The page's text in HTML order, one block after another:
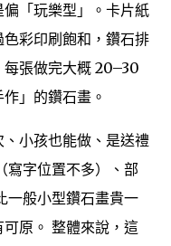
「玩樂型」。卡片紙
彩印刷飽和，鑽石排
每張做完大概 20–30
」的鑽石畫。
、小孩也能做、是送禮
寫字位置不多）、部
一般小型鑽石畫貴一
原。 整體來說，這